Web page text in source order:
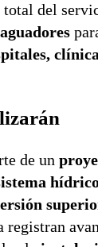
del
de un
registran